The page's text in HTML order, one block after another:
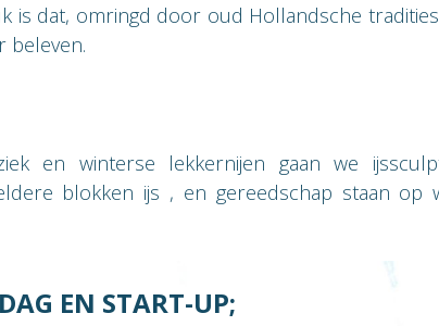
is dat, omringd door oud Hollandsche
beleven.
en winterse lekkernijen gaan we
blokken ijs , en gereedschap staan op
EN START-UP;